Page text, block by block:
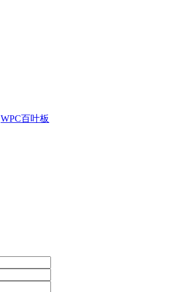
WPC百叶板